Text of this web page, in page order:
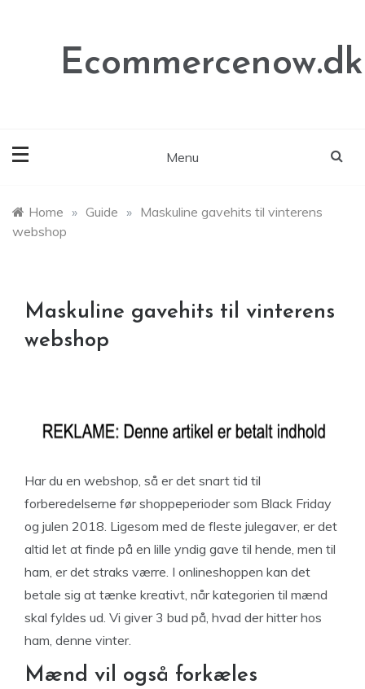
Ecommercenow.dk
Menu
Home » Guide » Maskuline gavehits til vinterens
webshop
Maskuline gavehits til vinterens
webshop
Har du en webshop, så er det snart tid til
forberedelserne før shoppeperioder som Black Friday
og julen 2018. Ligesom med de fleste julegaver, er det
altid let at finde på en lille yndig gave til hende, men til
ham, er det straks værre. I onlineshoppen kan det
betale sig at tænke kreativt, når kategorien til mænd
skal fyldes ud. Vi giver 3 bud på, hvad der hitter hos
ham, denne vinter.
Mænd vil også forkæles